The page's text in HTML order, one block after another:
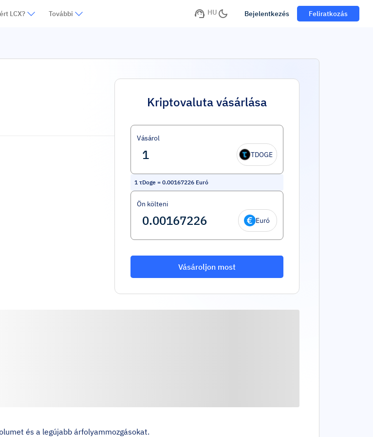
LCX? További HU Bejelentkezés Feliratkozás
Kriptovaluta vásárlása
Vásárol
TDOGE
1 τDoge = 0.00167226 Euró
Ön költeni
Euró
Vásároljon most
és a legújabb árfolyammozgásokat.